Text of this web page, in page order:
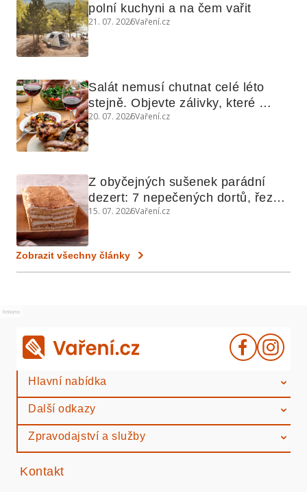
polní kuchyni a na čem vařit
21. 07. 2026Vaření.cz
Salát nemusí chutnat celé léto
stejně. Objevte zálivky, které
využijete i na maso, nudle nebo
20. 07. 2026Vaření.cz
Z obyčejných sušenek parádní
dezert: 7 nepečených dortů, řezů
a koláčů
15. 07. 2026Vaření.cz
Zobrazit všechny články
Reklama
Hlavní nabídka
Další odkazy
Zpravodajství a služby
Kontakt